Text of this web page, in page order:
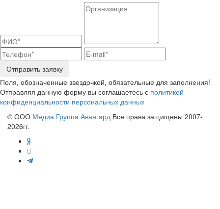
Отправить заявку
Поля, обозначенные звездочкой, обязательные для заполнения!
Отправляя данную форму вы соглашаетесь с политикой
конфиденциальности персональных данных
© ООО Медиа Группа Авангард Все права защищены 2007-
2026гг.